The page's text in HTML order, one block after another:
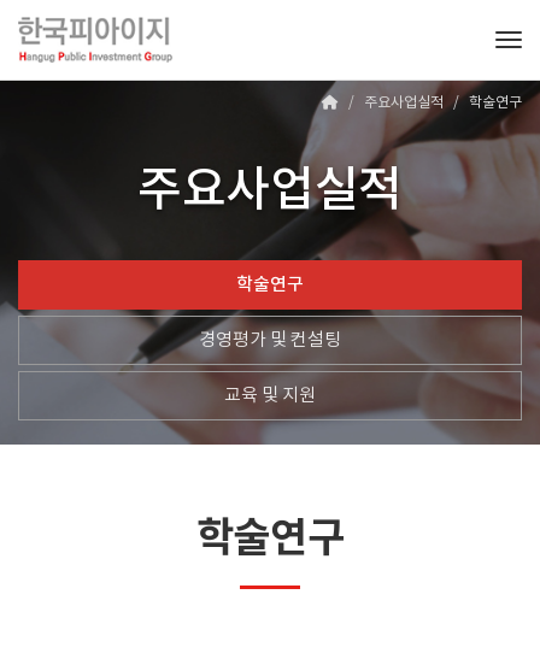
주요사업실적
주요사업실적 학술연구
학술연구
경영평가 및 컨설팅
교육 및 지원
학술연구